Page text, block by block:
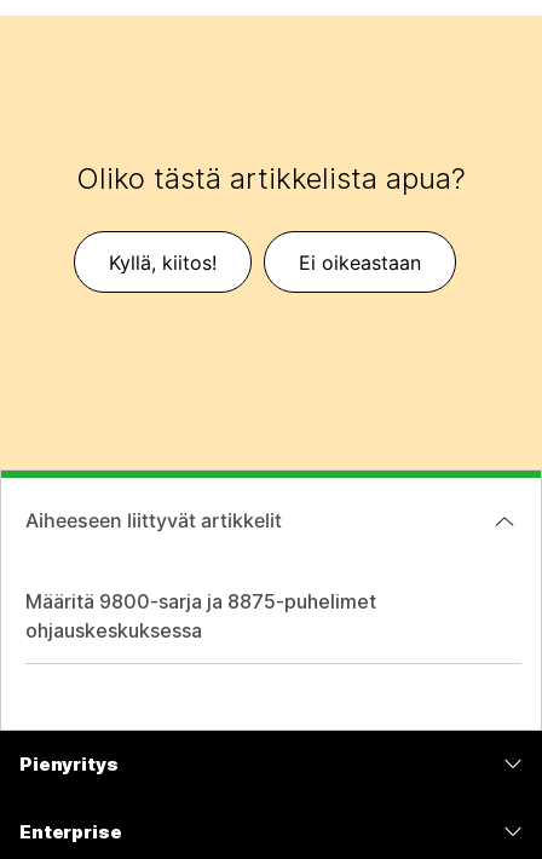
Oliko tästä artikkelista apua?
Kyllä, kiitos! Ei oikeastaan
Aiheeseen liittyvät artikkelit
Määritä 9800-sarja ja 8875-puhelimet
ohjauskeskuksessa
Pienyritys
Enterprise